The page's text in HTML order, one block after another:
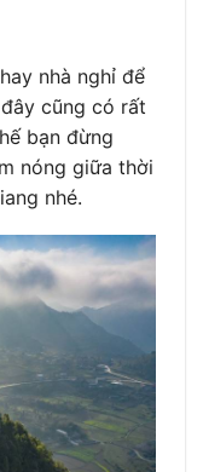
nhà nghỉ để
cũng có rất
bạn đừng
nóng giữa thời
nhé.